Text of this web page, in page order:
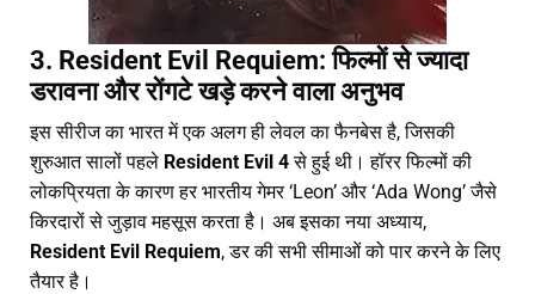
3. Resident Evil Requiem: फिल्मों से ज्यादा
डरावना और रोंगटे खड़े करने वाला अनुभव
इस सीरीज का भारत में एक अलग ही लेवल का फैनबेस है, जिसकी
शुरुआत सालों पहले Resident Evil 4से हुई थी। हॉरर फिल्मों की
लोकप्रियता के कारण हर भारतीय गेमर ‘Leon’ और ‘Ada Wong’ जैसे
किरदारों से जुड़ाव महसूस करता है। अब इसका नया अध्याय,
Resident Evil Requiem, डर की सभी सीमाओं को पार करने के लिए
तैयार है।